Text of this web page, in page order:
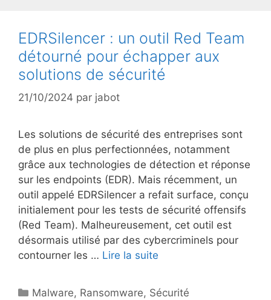
EDRSilencer : un outil Red Team
détourné pour échapper aux
solutions de sécurité
21/10/2024 par jabot
Les solutions de sécurité des entreprises sont
de plus en plus perfectionnées, notamment
grâce aux technologies de détection et réponse
sur les endpoints (EDR). Mais récemment, un
outil appelé EDRSilencer a refait surface, conçu
initialement pour les tests de sécurité offensifs
(Red Team). Malheureusement, cet outil est
désormais utilisé par des cybercriminels pour
contourner les … Lire la suite
Catégories
Malware, Ransomware, Sécurité